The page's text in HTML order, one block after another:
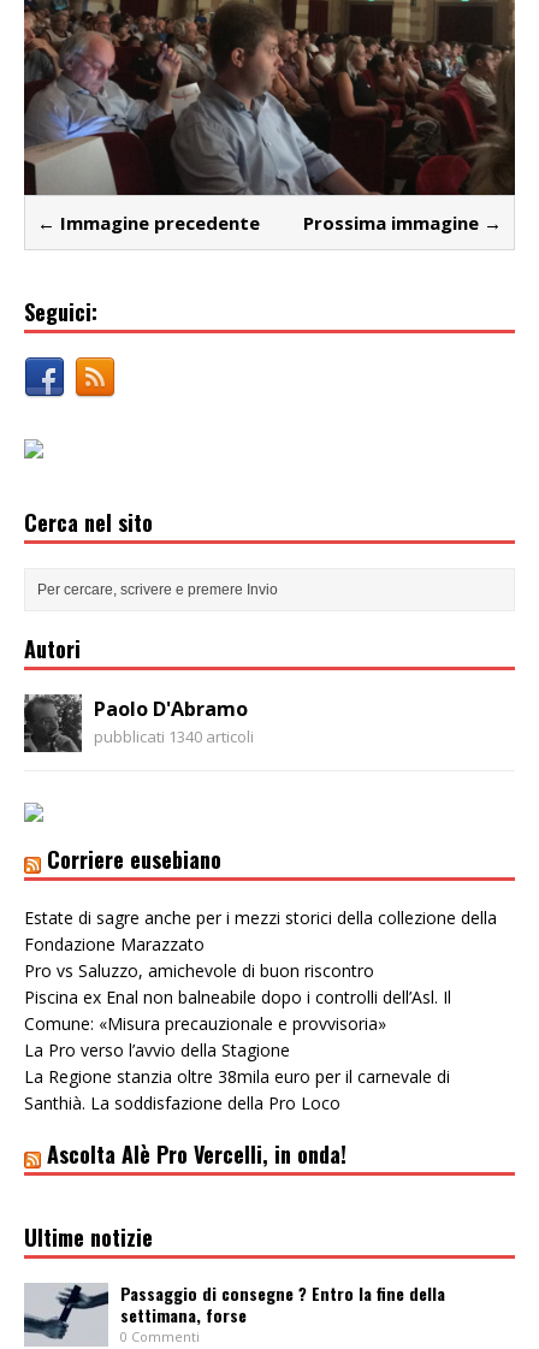
← Immagine precedente Prossima immagine →
Seguici:
Cerca nel sito
Autori
Paolo D'Abramo
pubblicati 1340 articoli
Corriere eusebiano
Estate di sagre anche per i mezzi storici della collezione della
Fondazione Marazzato
Pro vs Saluzzo, amichevole di buon riscontro
Piscina ex Enal non balneabile dopo i controlli dell’Asl. Il
Comune: «Misura precauzionale e provvisoria»
La Pro verso l’avvio della Stagione
La Regione stanzia oltre 38mila euro per il carnevale di
Santhià. La soddisfazione della Pro Loco
Ascolta Alè Pro Vercelli, in onda!
Ultime notizie
Passaggio di consegne ? Entro la fine della
settimana, forse
0 Commenti